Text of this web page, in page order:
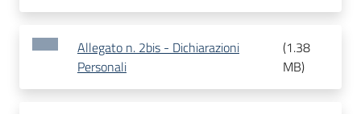
Allegato n. 2bis - Dichiarazioni
Personali
(1.38
MB)